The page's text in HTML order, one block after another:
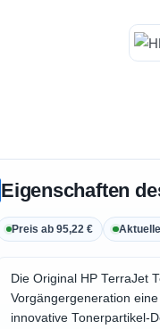
Eigenschaften
Preis ab 95,22 €
Die Original HP TerraJet
Vorgängergeneration
innovative Tonerpartikel-